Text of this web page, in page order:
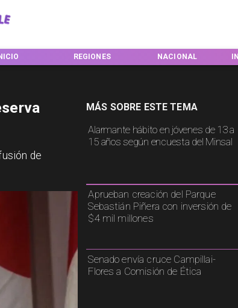
REGIONES NACIONAL
Alarmante hábito en jóvenes de 13 a
15 años según encuesta del Minsal
Aprueban creación del Parque
Sebastián Piñera con inversión de
$4 mil millones
Senado envía cruce Campillai-
Flores a Comisión de Ética
MÁS SOBRE ESTE TEMA
de